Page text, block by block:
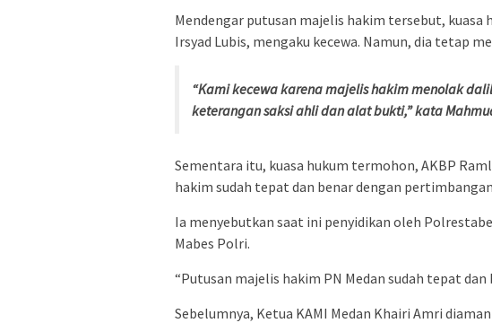
Mendengar putusan majelis hakim tersebut, kuasa
Irsyad Lubis, mengaku kecewa. Namun, dia tetap
“Kami kecewa karena majelis hakim menolak
keterangan saksi ahli dan alat bukti,” kata
Sementara itu, kuasa hukum termohon, AKBP
hakim sudah tepat dan benar dengan
Ia menyebutkan saat ini penyidikan oleh
Mabes Polri.
“Putusan majelis hakim PN Medan sudah tepat dan
Sebelumnya, Ketua KAMI Medan Khairi Amri